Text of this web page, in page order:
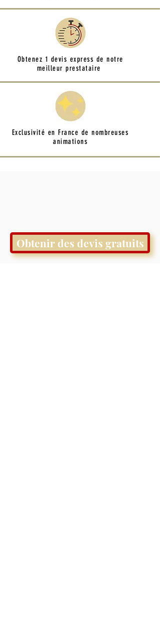
Obtenez 1 devis express de notre
meilleur prestataire
Exclusivité en France de nombreuses
animations
Obtenir des devis gratuits